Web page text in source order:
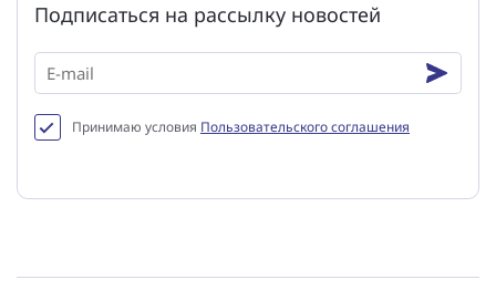
Подписаться на рассылку новостей
Принимаю условия Пользовательского соглашения